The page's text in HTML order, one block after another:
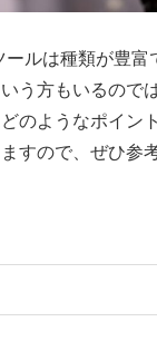
ールは種類が豊富
う方もいるので
のようなポイン
すので、ぜひ参